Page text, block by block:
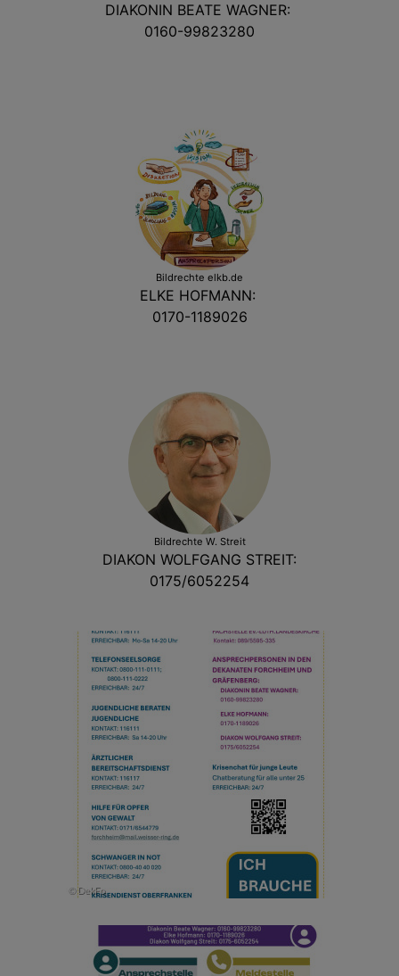
DIAKONIN BEATE WAGNER:
0160-99823280
Bildrechte elkb.de
ELKE HOFMANN:
0170-1189026
Bildrechte W. Streit
DIAKON WOLFGANG STREIT:
0175/6052254